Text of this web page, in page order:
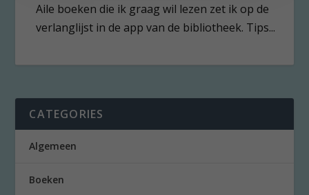
Aile boeken die ik graag wil lezen zet ik op de
verlanglijst in de app van de bibliotheek. Tips...
CATEGORIES
Algemeen
Boeken